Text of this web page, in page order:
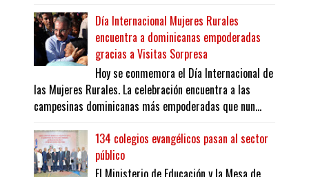
Día Internacional Mujeres Rurales
encuentra a dominicanas empoderadas
gracias a Visitas Sorpresa
Hoy se conmemora el Día Internacional de
las Mujeres Rurales. La celebración encuentra a las
campesinas dominicanas más empoderadas que nun...
134 colegios evangélicos pasan al sector
público
El Ministerio de Educación y la Mesa de